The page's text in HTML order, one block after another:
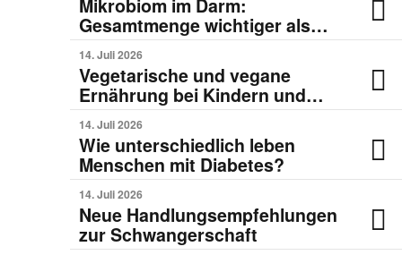
Mikrobiom im Darm:
Gesamtmenge wichtiger als
Zusammensetzung?
14. Juli 2026
Vegetarische und vegane
Ernährung bei Kindern und
Jugendlichen
14. Juli 2026
Wie unterschiedlich leben
Menschen mit Diabetes?
14. Juli 2026
Neue Handlungsempfehlungen
zur Schwangerschaft